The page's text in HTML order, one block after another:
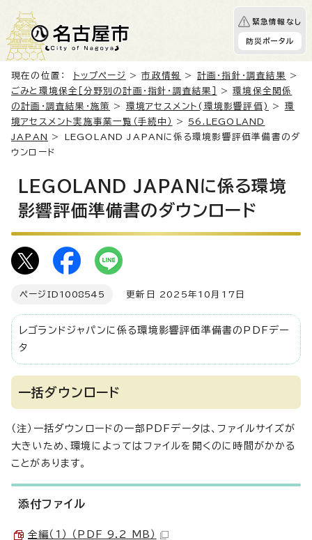
緊急情報なし
防災ポータル
現在の位置： トップページ >市政情報 > 計画・指針・調査結果
>
ごみと環境保全［分野別の計画・指針・調査結果］
>環境保全関係
の計画・調査結果・施策
> 環境アセスメント(環境影響評価) > 環
境アセスメント実施事業一覧（手続中）
> 56.LEGOLAND
JAPAN
> LEGOLAND JAPANに係る環境影響評価準備書のダ
ウンロード
LEGOLAND JAPANに係る環境
影響評価準備書のダウンロード
ページID 1008545 更新日 2025年10月17日
レゴランドジャパンに係る環境影響評価準備書のPDFデー
タ
一括ダウンロード
（注）一括ダウンロードの一部PDFデータは、ファイルサイズが
大きいため、環境によってはファイルを開くのに時間がかかる
ことがあります。
添付ファイル
全編（1） （PDF 9.2 MB）